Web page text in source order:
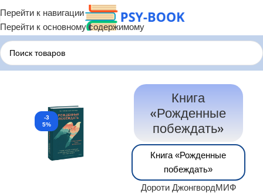
Перейти к навигации
Перейти к основному содержимому
Главная Психологические Книги
-3
5%
Книга
«Рожденные
побеждать»
Книга «Рожденные
побеждать»
Дороти ДжонгвордМИФ